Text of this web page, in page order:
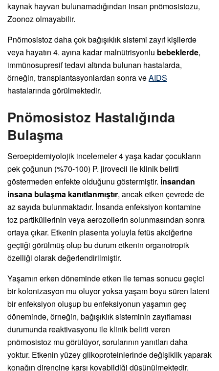
kaynak hayvan bulunamadığından insan pnömosistozu,
Zoonoz olmayabilir.
Pnömosistoz daha çok bağışıklık sistemi zayıf kişilerde
veya hayatın 4. ayına kadar malnütrisyonlu bebeklerde,
immünosupresif tedavi altında bulunan hastalarda,
örneğin, transplantasyonlardan sonra veAIDS
hastalarında görülmektedir.
Pnömosistoz Hastalığında
Bulaşma
Seroepidemiyolojik incelemeler 4 yaşa kadar çocukların
pek çoğunun (%70-100) P. jirovecii ile klinik belirti
göstermeden enfekte olduğunu göstermiştir. İnsandan
insana bulaşma kanıtlanmıştır, ancak etken çevrede de
az sayıda bulunmaktadır. İnsanda enfeksiyon kontamine
toz partiküllerinin veya aerozollerin solunmasından sonra
ortaya çıkar. Etkenin plasenta yoluyla fetüs akciğerine
geçtiği görülmüş olup bu durum etkenin organotropik
özelliği olarak değerlendirilmiştir.
Yaşamın erken döneminde etken ile temas sonucu geçici
bir kolonizasyon mu oluyor yoksa yaşam boyu süren latent
bir enfeksiyon oluşup bu enfeksiyonun yaşamın geç
döneminde, örneğin, bağışıklık sisteminin zayıflaması
durumunda reaktivasyonu ile klinik belirti veren
pnömosistoz mu görülüyor, sorularının yanıtları daha
yoktur. Etkenin yüzey glikoproteinlerinde değişiklik yaparak
konağın direncine karşı koyabildiği düşünülmektedir.